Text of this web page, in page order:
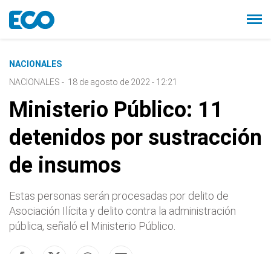
NACIONALES
NACIONALES - 18 de agosto de 2022 - 12:21
Ministerio Público: 11
detenidos por sustracción
de insumos
Estas personas serán procesadas por delito de
Asociación Ilícita y delito contra la administración
pública, señaló el Ministerio Público.